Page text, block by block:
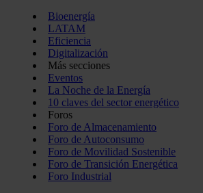
Bioenergía
LATAM
Eficiencia
Digitalización
Más secciones
Eventos
La Noche de la Energía
10 claves del sector energético
Foros
Foro de Almacenamiento
Foro de Autoconsumo
Foro de Movilidad Sostenible
Foro de Transición Energética
Foro Industrial